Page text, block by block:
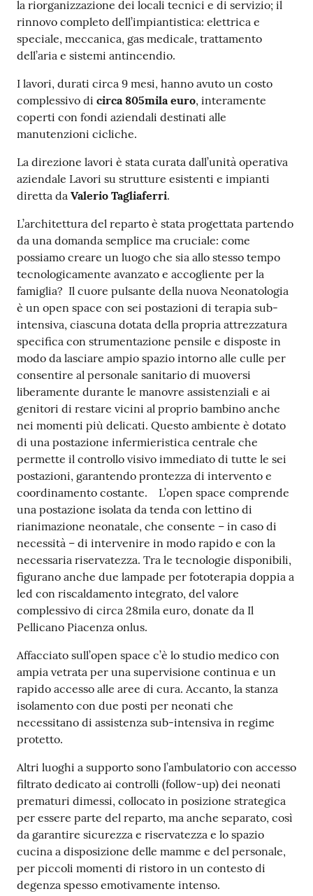
la riorganizzazione dei locali tecnici e di servizio; il
rinnovo completo dell’impiantistica: elettrica e
speciale, meccanica, gas medicale, trattamento
dell’aria e sistemi antincendio.
I lavori, durati circa 9 mesi, hanno avuto un costo
complessivo di circa 805mila euro, interamente
coperti con fondi aziendali destinati alle
manutenzioni cicliche.
La direzione lavori è stata curata dall’unità operativa
aziendale Lavori su strutture esistenti e impianti
diretta da Valerio Tagliaferri.
L’architettura del reparto è stata progettata partendo
da una domanda semplice ma cruciale: come
possiamo creare un luogo che sia allo stesso tempo
tecnologicamente avanzato e accogliente per la
famiglia? Il cuore pulsante della nuova Neonatologia
è un open space con sei postazioni di terapia sub-
intensiva, ciascuna dotata della propria attrezzatura
specifica con strumentazione pensile e disposte in
modo da lasciare ampio spazio intorno alle culle per
consentire al personale sanitario di muoversi
liberamente durante le manovre assistenziali e ai
genitori di restare vicini al proprio bambino anche
nei momenti più delicati. Questo ambiente è dotato
di una postazione infermieristica centrale che
permette il controllo visivo immediato di tutte le sei
postazioni, garantendo prontezza di intervento e
coordinamento costante. L’open space comprende
una postazione isolata da tenda con lettino di
rianimazione neonatale, che consente – in caso di
necessità – di intervenire in modo rapido e con la
necessaria riservatezza. Tra le tecnologie disponibili,
figurano anche due lampade per fototerapia doppia a
led con riscaldamento integrato, del valore
complessivo di circa 28mila euro, donate da Il
Pellicano Piacenza onlus.
Affacciato sull’open space c’è lo studio medico con
ampia vetrata per una supervisione continua e un
rapido accesso alle aree di cura. Accanto, la stanza
isolamento con due posti per neonati che
necessitano di assistenza sub-intensiva in regime
protetto.
Altri luoghi a supporto sono l’ambulatorio con accesso
filtrato dedicato ai controlli (follow-up) dei neonati
prematuri dimessi, collocato in posizione strategica
per essere parte del reparto, ma anche separato, così
da garantire sicurezza e riservatezza e lo spazio
cucina a disposizione delle mamme e del personale,
per piccoli momenti di ristoro in un contesto di
degenza spesso emotivamente intenso.